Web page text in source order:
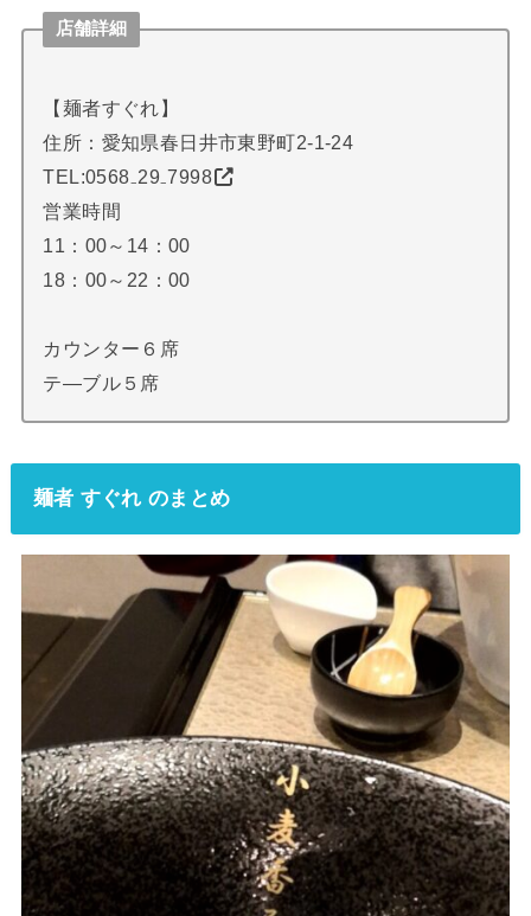
店舗詳細
【麺者すぐれ】
住所：愛知県春日井市東野町2-1-24
TEL:0568₋29₋7998
営業時間
11：00～14：00
18：00～22：00
カウンター６席
テ―ブル５席
麺者 すぐれ のまとめ